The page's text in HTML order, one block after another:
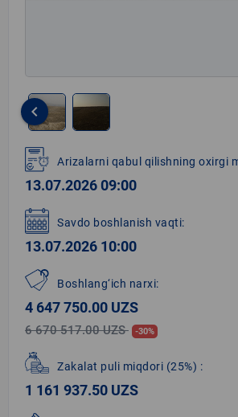
1
of
2
keyboard_arrow_left
Arizalarni qabul qilishning oxirgi
13.07.2026 09:00
Savdo boshlanish vaqti:
13.07.2026 10:00
Boshlang‘ich narxi:
4 647 750.00 UZS
6 670 517.00 UZS -30%
Zakalat puli miqdori (25%) :
1 161 937.50 UZS